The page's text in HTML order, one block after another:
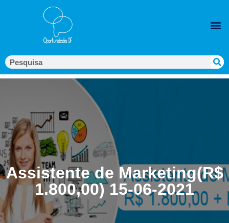
Assistente de Marketing(R$
1.800,00) 15-06-2021